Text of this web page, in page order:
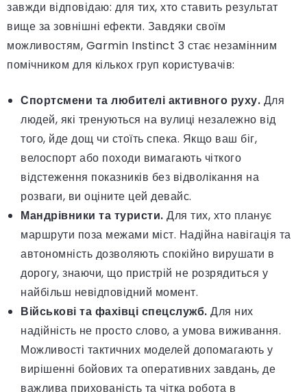
завжди відповідаю: для тих, хто ставить результат
вище за зовнішні ефекти. Завдяки своїм
можливостям, Garmin Instinct 3 стає незамінним
помічником для кількох груп користувачів:
Спортсмени та любителі активного руху. Для
людей, які тренуються на вулиці незалежно від
того, йде дощ чи стоїть спека. Якщо ваш біг,
велоспорт або походи вимагають чіткого
відстеження показників без відволікання на
розваги, ви оціните цей девайс.
Мандрівники та туристи. Для тих, хто планує
маршрути поза межами міст. Надійна навігація та
автономність дозволяють спокійно вирушати в
дорогу, знаючи, що пристрій не розрядиться у
найбільш невідповідний момент.
Військові та фахівці спецслужб. Для них
надійність не просто слово, а умова виживання.
Можливості тактичних моделей допомагають у
вирішенні бойових та оперативних завдань, де
важлива прихованість та чітка робота в